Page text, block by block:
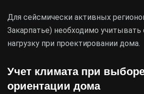
Для сейсмически активных
Закарпатье) необходимо
нагрузку при проектировании дома.
Учет климата при
ориентации дома